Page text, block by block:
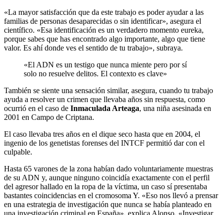
«La mayor satisfacción que da este trabajo es poder ayudar a las
familias de personas desaparecidas o sin identificar», asegura el
científico. «Esa identificación es un verdadero momento eureka,
porque sabes que has encontrado algo importante, algo que tiene
valor. Es ahí donde ves el sentido de tu trabajo», subraya.
«El ADN es un testigo que nunca miente pero por sí
solo no resuelve delitos. El contexto es clave»
También se siente una sensación similar, asegura, cuando tu trabajo
ayuda a resolver un crimen que llevaba años sin respuesta, como
ocurrió en el caso de Inmaculada Arteaga, una niña asesinada en
2001 en Campo de Criptana.
El caso llevaba tres años en el dique seco hasta que en 2004, el
ingenio de los genetistas forenses del INTCF permitió dar con el
culpable.
Hasta 65 varones de la zona habían dado voluntariamente muestras
de su ADN y, aunque ninguno coincidía exactamente con el perfil
del agresor hallado en la ropa de la víctima, un caso sí presentaba
bastantes coincidencias en el cromosoma Y. «Eso nos llevó a prensar
en una estrategia de investigación que nunca se había planteado en
una investigación criminal en España», explica Alonso. «Investigar